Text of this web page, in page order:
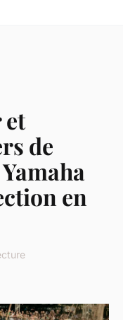
de
en